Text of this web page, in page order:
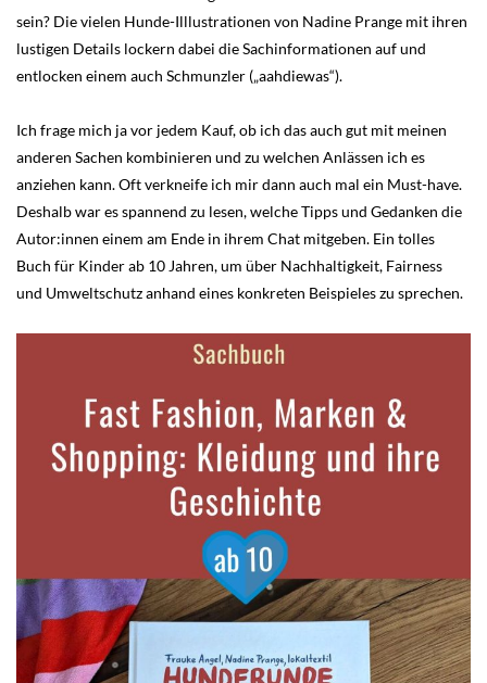
sein? Die vielen Hunde-Illlustrationen von Nadine Prange mit ihren
lustigen Details lockern dabei die Sachinformationen auf und
entlocken einem auch Schmunzler („aahdiewas“).
Ich frage mich ja vor jedem Kauf, ob ich das auch gut mit meinen
anderen Sachen kombinieren und zu welchen Anlässen ich es
anziehen kann. Oft verkneife ich mir dann auch mal ein Must-have.
Deshalb war es spannend zu lesen, welche Tipps und Gedanken die
Autor:innen einem am Ende in ihrem Chat mitgeben. Ein tolles
Buch für Kinder ab 10 Jahren, um über Nachhaltigkeit, Fairness
und Umweltschutz anhand eines konkreten Beispieles zu sprechen.